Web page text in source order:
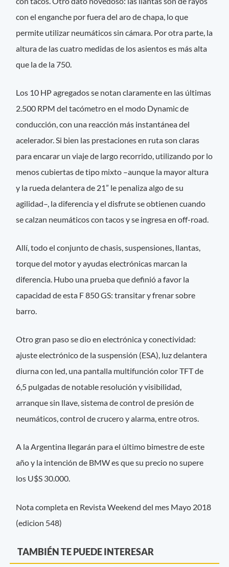
con el enganche por fuera del aro de chapa, lo que
permite utilizar neumáticos sin cámara. Por otra parte, la
altura de las cuatro medidas de los asientos es más alta
que la de la 750.
Los 10 HP agregados se notan claramente en las últimas
2.500 RPM del tacómetro en el modo Dynamic de
conducción, con una reacción más instantánea del
acelerador. Si bien las prestaciones en ruta son claras
para encarar un viaje de largo recorrido, utilizando por lo
menos cubiertas de tipo mixto –aunque la mayor altura
y la rueda delantera de 21” le penaliza algo de su
agilidad–, la diferencia y el disfrute se obtienen cuando
se calzan neumáticos con tacos y se ingresa en off-road.
Allí, todo el conjunto de chasis, suspensiones, llantas,
torque del motor y ayudas electrónicas marcan la
diferencia. Hubo una prueba que definió a favor la
capacidad de esta F 850 GS: transitar y frenar sobre
barro.
Otro gran paso se dio en electrónica y conectividad:
ajuste electrónico de la suspensión (ESA), luz delantera
diurna con led, una pantalla multifunción color TFT de
6,5 pulgadas de notable resolución y visibilidad,
arranque sin llave, sistema de control de presión de
neumáticos, control de crucero y alarma, entre otros.
A la Argentina llegarán para el último bimestre de este
año y la intención de BMW es que su precio no supere
los U$S 30.000.
Nota completa en Revista Weekend del mes Mayo 2018
(edicion 548)
TAMBIÉN TE PUEDE INTERESAR